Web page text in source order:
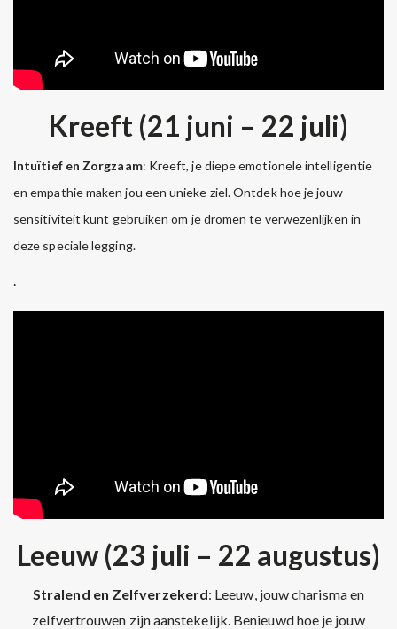
Kreeft (21 juni – 22 juli)
Intuïtief en Zorgzaam: Kreeft, je diepe emotionele intelligentie
en empathie maken jou een unieke ziel. Ontdek hoe je jouw
sensitiviteit kunt gebruiken om je dromen te verwezenlijken in
deze speciale legging.
.
Leeuw (23 juli – 22 augustus)
Stralend en Zelfverzekerd: Leeuw, jouw charisma en
zelfvertrouwen zijn aanstekelijk. Benieuwd hoe je jouw